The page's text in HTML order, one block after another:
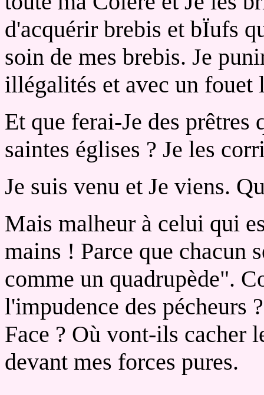
d'acquérir brebis et bÏufs
soin de mes brebis. Je
illégalités et avec un fouet
Et que ferai-Je des prêtres
saintes églises ? Je les
Je suis venu et Je viens.
Mais malheur à celui qui
mains ! Parce que chacun
comme un quadrupède".
l'impudence des pécheurs
Face ? Où vont-ils cacher
devant mes forces pures.